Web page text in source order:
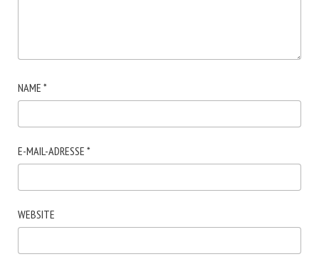
NAME *
E-MAIL-ADRESSE *
WEBSITE